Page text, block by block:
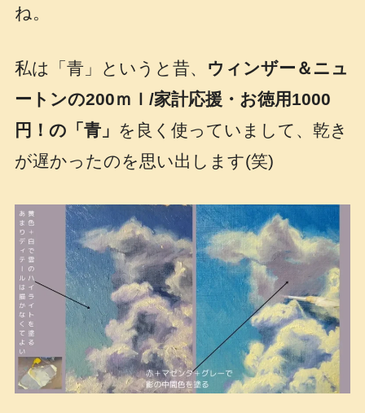
ね。
私は「青」というと昔、 ウィンザー＆ニュ
ートンの200ｍｌ/家計応援・お徳用1000
円！の「青」 を良く使っていまして、乾き
が遅かったのを思い出します(笑)